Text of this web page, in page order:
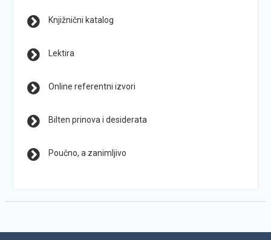
Knjižnični katalog
Lektira
Online referentni izvori
Bilten prinova i desiderata
Poučno, a zanimljivo